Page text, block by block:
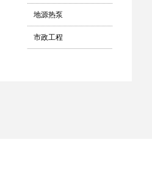
地源热泵
市政工程